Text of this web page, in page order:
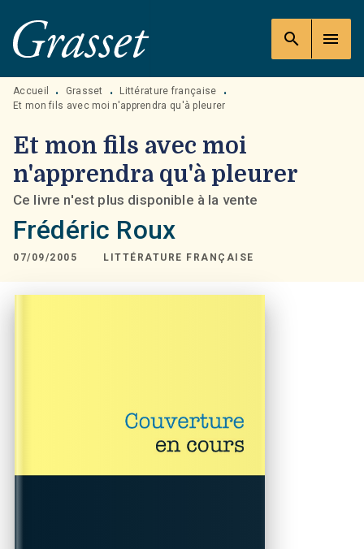
MENU RECHERCHE
PIED DE PAGE
search menu
Accueil • Grasset • Littérature française
•
Et mon fils avec moi n'apprendra qu'à pleurer
Et mon fils avec moi
n'apprendra qu'à pleurer
Ce livre n'est plus disponible à la vente
Frédéric Roux
07/09/2005 LITTÉRATURE FRANÇAISE